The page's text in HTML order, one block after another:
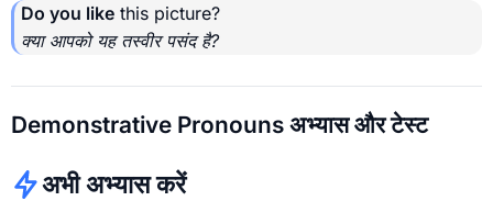
Do you like this picture?
क्या आपको यह तस्वीर पसंद है?
Demonstrative Pronouns अभ्यास और टेस्ट
अभी अभ्यास करें